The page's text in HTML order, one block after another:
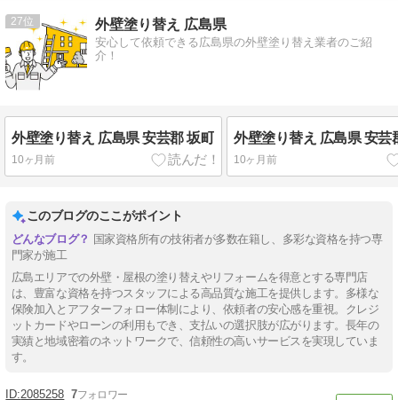
27 外壁塗り替え 広島県
安心して依頼できる広島県の外壁塗り替え業者のご紹
介！
外壁塗り替え 広島県 安芸郡 坂町
10ヶ月前
外壁塗り替え 広島県 安芸
10ヶ月前
このブログのここがポイント
国家資格所有の技術者が多数在籍し、多彩な資格を持つ専
門家が施工
広島エリアでの外壁・屋根の塗り替えやリフォームを得意とする専門店
は、豊富な資格を持つスタッフによる高品質な施工を提供します。多様な
保険加入とアフターフォロー体制により、依頼者の安心感を重視。クレジ
ットカードやローンの利用もでき、支払いの選択肢が広がります。長年の
実績と地域密着のネットワークで、信頼性の高いサービスを実現していま
す。
2085258 7